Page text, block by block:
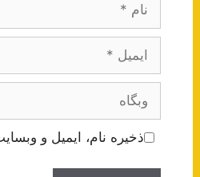
ایمیل
وبگاه
ذخیره نام، ایمیل و